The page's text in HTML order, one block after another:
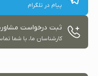
پیام در تلگرام
ثبت درخواست
کارشناسان ما، با شما